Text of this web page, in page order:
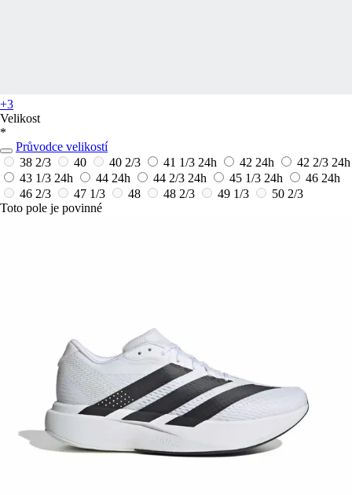
+3
Velikost
*
Průvodce velikostí
38 2/3
40 40 2/3 41 1/3 24h 42 24h 42 2/3 24h
43 1/3 24h 44 24h 44 2/3 24h 45 1/3 24h 46 24h
46 2/3
47 1/3 48 48 2/3 49 1/3
50 2/3
Toto pole je povinné